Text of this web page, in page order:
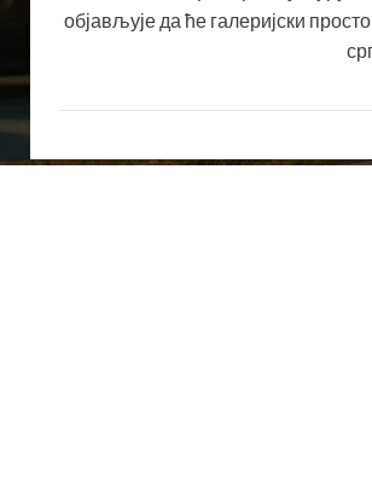
објављује да ће галеријски